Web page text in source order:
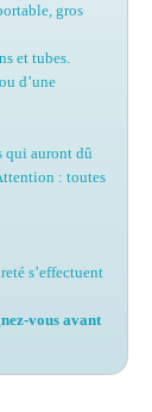
gros
et tubes.
d’une
qui auront dû
: toutes
s’effectuent
vous avant